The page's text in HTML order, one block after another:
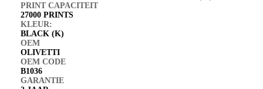
PRINT CAPACITEIT
27000 PRINTS
KLEUR:
BLACK (K)
OEM
OLIVETTI
OEM CODE
B1036
GARANTIE